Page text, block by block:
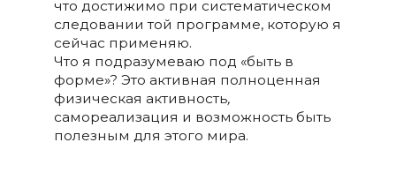
что достижимо при систематическом
следовании той программе, которую я
сейчас применяю.
Что я подразумеваю под «быть в
форме»? Это активная полноценная
физическая активность,
самореализация и возможность быть
полезным для этого мира.